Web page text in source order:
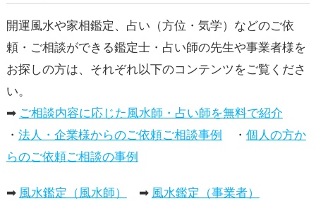
開運風水や家相鑑定、占い（方位・気学）などのご依
頼・ご相談ができる鑑定士・占い師の先生や事業者様を
お探しの方は、それぞれ以下のコンテンツをご覧くださ
い。
➡ ご相談内容に応じた風水師・占い師を無料で紹介
・ 法人・企業様からのご依頼ご相談事例 ・ 個人の方か
らのご依頼ご相談の事例
➡ 風水鑑定（風水師） ➡ 風水鑑定（事業者）